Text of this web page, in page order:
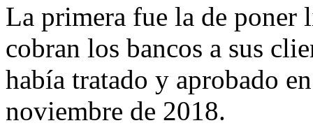
La primera fue la de poner
cobran los bancos a sus
había tratado y aprobado
noviembre de 2018.